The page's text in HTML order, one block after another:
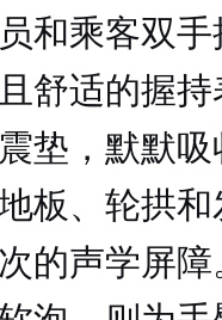
和乘客双
舒适的握
垫，默默
板、轮拱
的声学屏